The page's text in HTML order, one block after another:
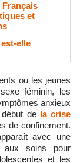
et
elle
féminin, les
anxieux
de la crise
de confinement.
avec une
aux soins pour
et les